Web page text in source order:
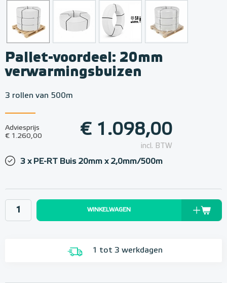
Pallet-voordeel: 20mm
verwarmingsbuizen
3 rollen van 500m
Adviesprijs
€ 1.260,00
€ 1.098,00
incl. BTW
3 x PE-RT Buis 20mm x 2,0mm/500m
WINKELWAGEN
1 tot 3 werkdagen